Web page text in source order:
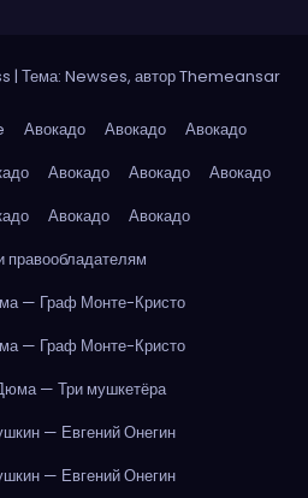
| Тема: Newses, авторThemeansar
Авокадо Авокадо
Авокадо
Авокадо Авокадо
Авокадо
Авокадо
Авокадо
правообладателям
— Граф Монте-Кристо
— Граф Монте-Кристо
— Три мушкетёра
— Евгений Онегин
— Евгений Онегин